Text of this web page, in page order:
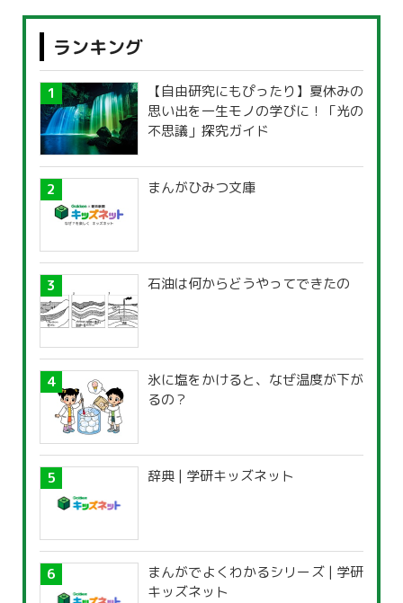
ランキング
【自由研究にもぴったり】夏休みの
思い出を一生モノの学びに！「光の
不思議」探究ガイド
まんがひみつ文庫
石油は何からどうやってできたの
氷に塩をかけると、なぜ温度が下が
るの？
辞典 | 学研キッズネット
まんがでよくわかるシリーズ | 学研
キッズネット